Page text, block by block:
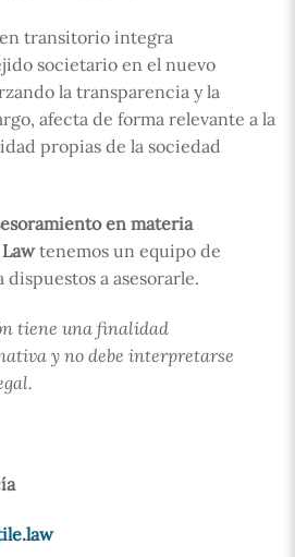
transitorio integra
societario en el nuevo
la transparencia y la
afecta de forma relevante a la
propias de la sociedad
en materia
tenemos un equipo de
a asesorarle.
tiene una finalidad
y no debe interpretarse